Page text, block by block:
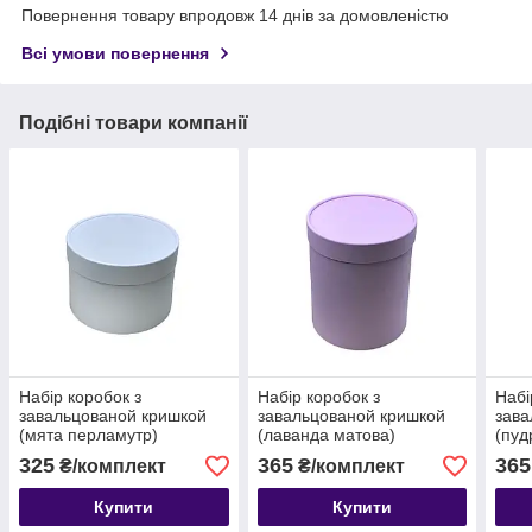
Повернення товару впродовж 14 днів за домовленістю
Всі умови повернення
Подібні товари компанії
Набір коробок з
завальцованой кришкой
(мята перламутр)
325 ₴/комплект
Купити
Набір коробок з
завальцованой кришкой
(лаванда матова)
365₴/комплект
Купити
365